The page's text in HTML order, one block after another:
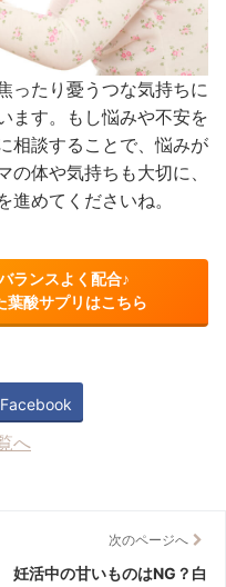
ったり憂うつな気持ちに
ます。もし悩みや不安を
相談することで、悩みが
体や気持ちも大切に、
めてくださいね。
ランスよく配合♪
葉酸サプリはこちら
Facebook
へ
次のページへ
妊活中の甘いものはNG？白